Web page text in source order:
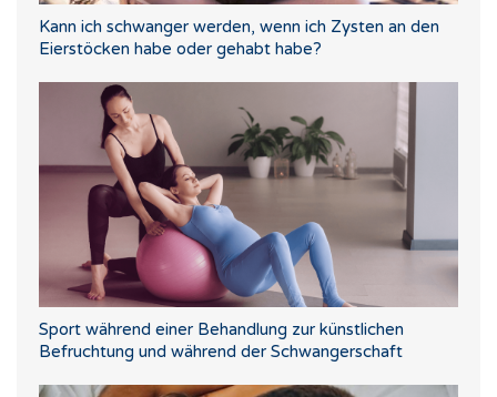
Kann ich schwanger werden, wenn ich Zysten an den
Eierstöcken habe oder gehabt habe?
Sport während einer Behandlung zur künstlichen
Befruchtung und während der Schwangerschaft